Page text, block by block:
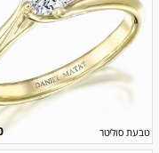
טבעת סוליטר